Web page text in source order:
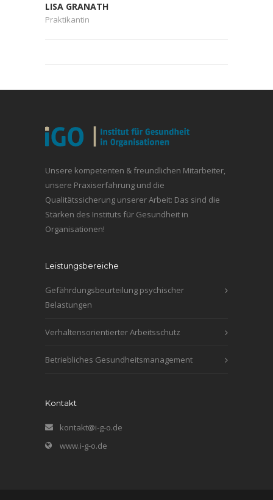
LISA GRANATH
Praktikantin
Unsere kompetenten & freundlichen Mitarbeiter,
unsere Praxiserfahrung und die
Qualitätssicherung unserer Arbeit: Das sind die
Stärken des Instituts für Gesundheit in
Organisationen!
Leistungsbereiche
Gefährdungsbeurteilung psychischer
Belastungen
Verhaltensorientierter Arbeitsschutz
Betriebliches Gesundheitsmanagement
Kontakt
kontakt@i-g-o.de
www.i-g-o.de